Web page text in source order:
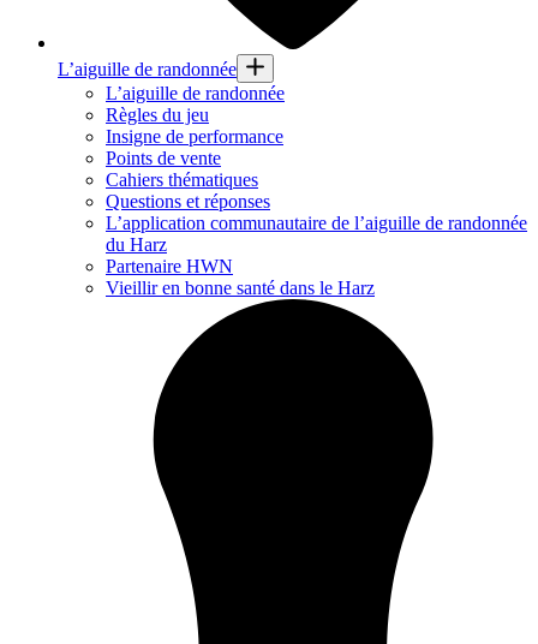
L’aiguille de randonnée
L’aiguille de randonnée
Règles du jeu
Insigne de performance
Points de vente
Cahiers thématiques
Questions et réponses
L’application communautaire de l’aiguille de randonnée
du Harz
Partenaire HWN
Vieillir en bonne santé dans le Harz